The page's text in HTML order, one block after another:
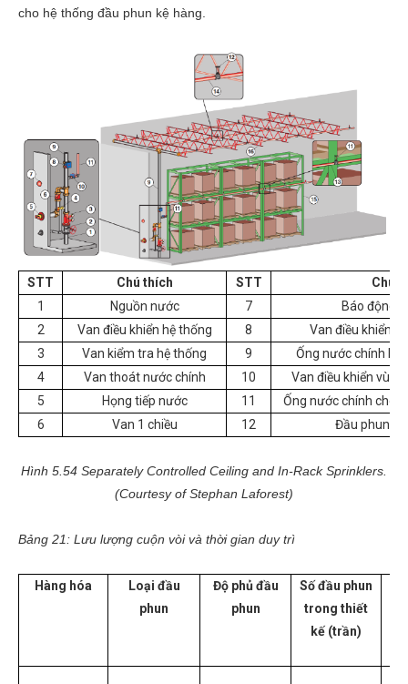
cho hệ thống đầu phun kệ hàng.
STT Chú thích STT
Chú
1
Nguồn nước 7
Báo động
2
Van điều khiển hệ thống 8
Van điều khiển
3
Van kiểm tra hệ thống 9
Ống nước chính
4
Van thoát nước chính 10
Van điều khiển
5
Họng tiếp nước 11
Ống nước chính cho
6
Van 1 chiều 12 Đầu phun
Hình 5.54 Separately Controlled Ceiling and In-Rack Sprinklers.
(Courtesy of Stephan Laforest)
Bảng 21: Lưu lượng cuộn vòi và thời gian duy trì
Hàng hóa
Loại đầu
phun
Độ phủ đầu
phun
Số đầu phun
trong thiết
kế (trần)